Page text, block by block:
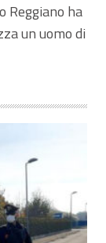
Reggiano ha
un uomo di